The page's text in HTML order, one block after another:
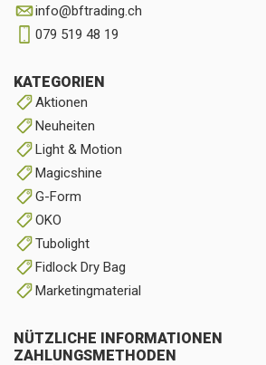
info@bftrading.ch
079 519 48 19
KATEGORIEN
Aktionen
Neuheiten
Light & Motion
Magicshine
G-Form
OKO
Tubolight
Fidlock Dry Bag
Marketingmaterial
NÜTZLICHE INFORMATIONEN
ZAHLUNGSMETHODEN